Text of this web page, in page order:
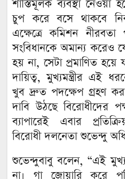
শাস্তিমূলক ব্যবস্থা নেওয়া
চুপ করে বসে থাকবে
এক্ষেত্রে কমিশন
সংবিধানকে অমান্য করেও
হয় না, সেটা প্রমাণিত হয়ে
দায়িত্ব, মুখ্যমন্ত্রীর এই
খুব দ্রুত পদক্ষেপ গ্রহণ
দাবি উঠছে বিরোধীদের
ব্যাপারেই এবার
বিরোধী দলনেতা শুভেন্দু
শুভেন্দুবাবু বলেন, “এই
না। গা জোয়ারি করে